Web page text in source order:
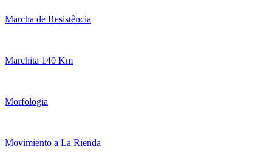
Marcha de Resistência
Marchita 140 Km
Morfologia
Movimiento a La Rienda